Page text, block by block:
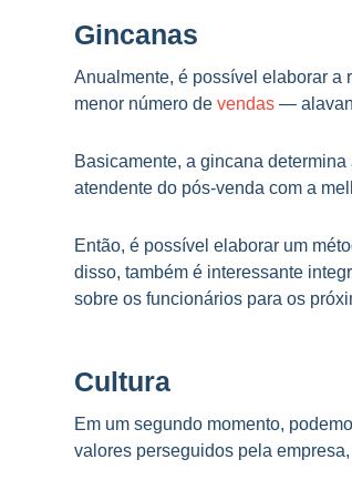
Gincanas
Anualmente, é possível elaborar a
menor número de vendas —
Basicamente, a gincana
atendente do pós-venda com a
Então, é possível elaborar um
disso, também é interessante
sobre os funcionários para os
Cultura
Em um segundo momento,
valores perseguidos pela